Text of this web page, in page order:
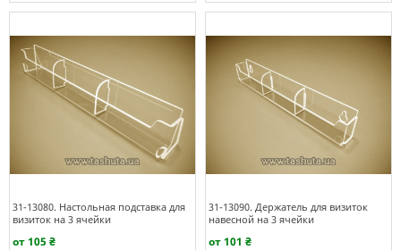
31-13080. Настольная подставка для
визиток на 3 ячейки
от 105 ₴
31-13090. Держатель для визиток
навесной на 3 ячейки
от 101 ₴